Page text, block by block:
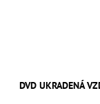
DVD UKRADENÁ